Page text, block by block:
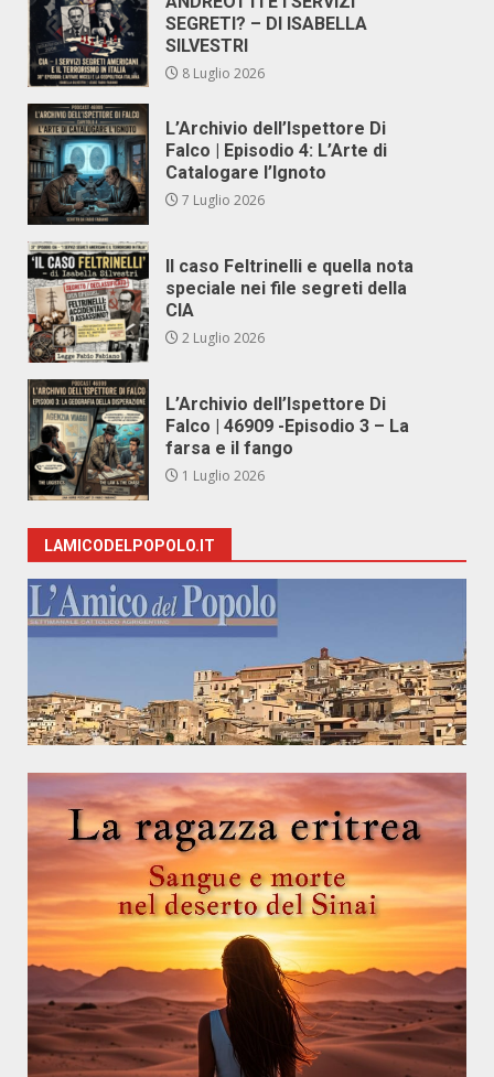
SEGRETI? – DI ISABELLA
SILVESTRI
8 Luglio 2026
L’Archivio dell’Ispettore Di
Falco | Episodio 4: L’Arte di
Catalogare l’Ignoto
7 Luglio 2026
Il caso Feltrinelli e quella nota
speciale nei file segreti della
CIA
2 Luglio 2026
L’Archivio dell’Ispettore Di
Falco | 46909 -Episodio 3 – La
farsa e il fango
1 Luglio 2026
LAMICODELPOPOLO.IT